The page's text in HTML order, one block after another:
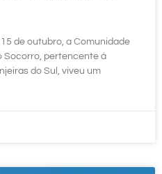
de outubro, a Comunidade
Socorro, pertencente à
do Sul, viveu um